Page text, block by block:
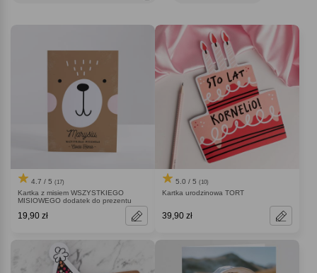
4.7 / 5 (17)
Kartka z misiem WSZYSTKIEGO
MISIOWEGO dodatek do prezentu
19,90 zł
5.0 / 5 (10)
Kartka urodzinowa TORT
39,90 zł